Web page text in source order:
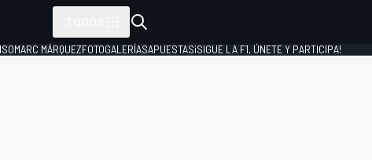
MARC MÁRQUEZFOTOGALERÍASAPUESTAS¡SIGUE LA F1, ÚNETE Y PARTICIPA!